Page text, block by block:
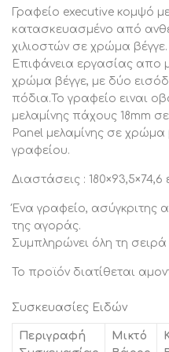
Γραφείο executive κομψό
κατασκευασμένο από
χιλιοστών σε χρώμα βέγγε.
Επιφάνεια εργασίας απο
χρώμα βέγγε, με δύο
πόδια.Το γραφείο ειναι
μελαμίνης πάχους 18mm σε
Panel μελαμίνης σε
γραφείου.
Διαστάσεις : 180×93,5×74,6
Ένα γραφείο, ασύγκριτης
της αγοράς.
Συμπληρώνει όλη τη
Το προϊόν διατίθεται
Συσκευασίες Ειδών
Περιγραφή
Μικτό